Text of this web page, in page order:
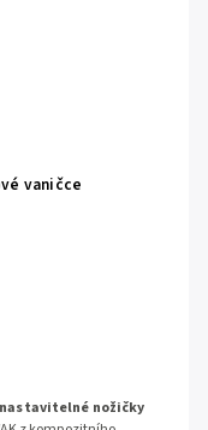
vaničce
nastavitelné nožičky